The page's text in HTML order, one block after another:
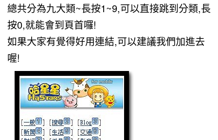
總共分為九大類~長按1~9,可以直接跳到分類,長
按0,就能會到頁首囉!
如果大家有覺得好用連結,可以建議我們加進去
喔!